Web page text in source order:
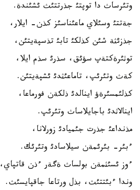
وتئرساث دا توپتئ جذرتتئث ئشئندة.
جةتتئ وسئلاي ماعئناسئز كذن- ايلار،
جذزئثة شئن كذلكئ تابئ تذسپةيتئن،
توثئرةكتةپ سؤئق، سذرئ سذم ايلا،
كةث وتئرئپ، تاماعئثدئ ئشپةيتئن.
كذلئمسئرةؤ اينالدئ ذلكةن فورماعا،
اينالاثدئ باجايلاساث وتئرئپ.
مذنداعئ جذرت جئميادئ زورلانا،
ءبئر- بئرئمةن سيلاسادئ وتئرئك.
ءوز ئسئثمةن بولساث ةگةر ءذن قاتپاي،
وندا ءبئتتئث، بذل ورتاعا جاقپايسئث.